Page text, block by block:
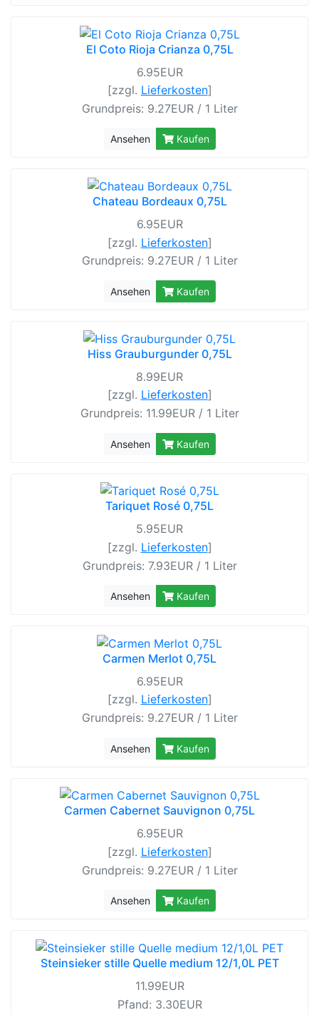
El Coto Rioja Crianza 0,75L
6.95EUR
[zzgl. Lieferkosten]
Grundpreis: 9.27EUR / 1 Liter
Ansehen Kaufen
Chateau Bordeaux 0,75L
6.95EUR
[zzgl. Lieferkosten]
Grundpreis: 9.27EUR / 1 Liter
Ansehen Kaufen
Hiss Grauburgunder 0,75L
8.99EUR
[zzgl. Lieferkosten]
Grundpreis: 11.99EUR / 1 Liter
Ansehen Kaufen
Tariquet Rosé 0,75L
5.95EUR
[zzgl. Lieferkosten]
Grundpreis: 7.93EUR / 1 Liter
Ansehen Kaufen
Carmen Merlot 0,75L
6.95EUR
[zzgl. Lieferkosten]
Grundpreis: 9.27EUR / 1 Liter
Ansehen Kaufen
Carmen Cabernet Sauvignon 0,75L
6.95EUR
[zzgl. Lieferkosten]
Grundpreis: 9.27EUR / 1 Liter
Ansehen Kaufen
Steinsieker stille Quelle medium 12/1,0L PET
11.99EUR
Pfand: 3.30EUR